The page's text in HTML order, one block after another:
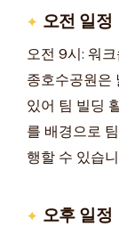
오전 일정
오전 9시: 워
종호수공원은
있어 팀 빌딩
를 배경으로
행할 수 있습
오후 일정